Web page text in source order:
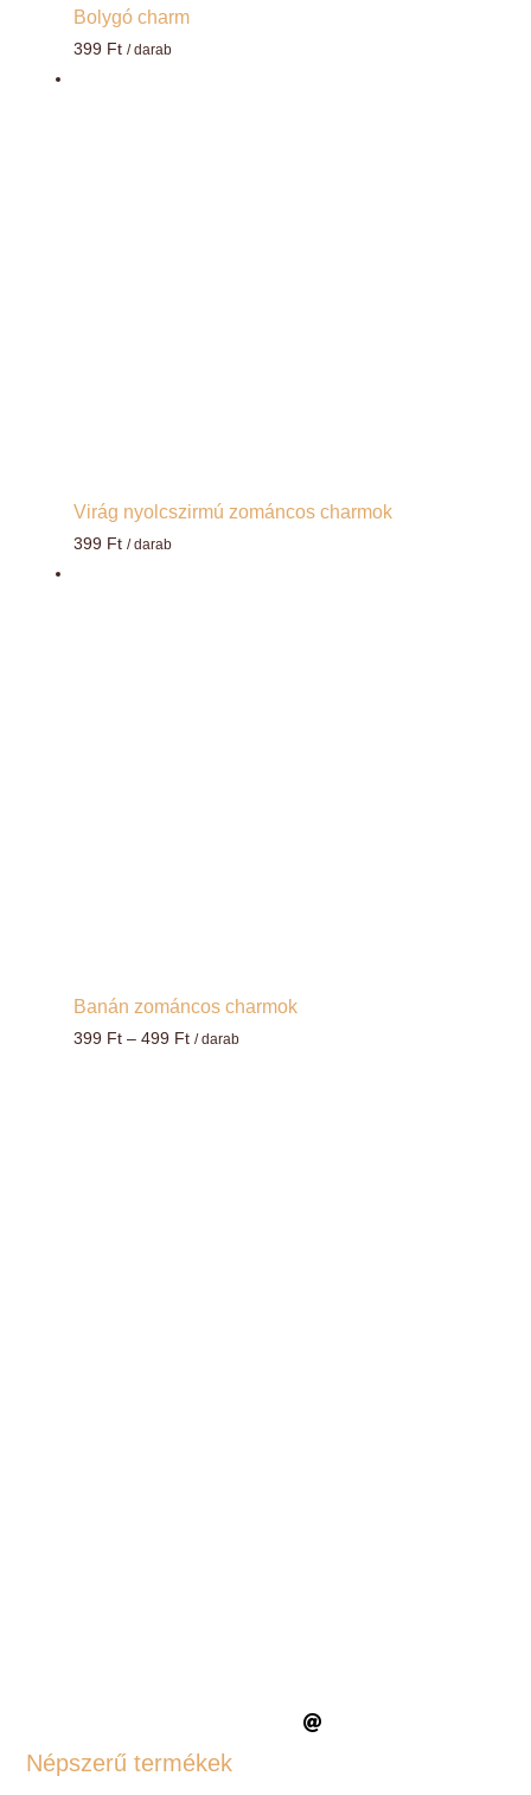
Bolygó charm
399 Ft / darab
Virág nyolcszirmú zománcos charmok
399 Ft / darab
Banán zománcos charmok
399 Ft – 499 FtÁrtartomány:
/ darab
Népszerű termékek